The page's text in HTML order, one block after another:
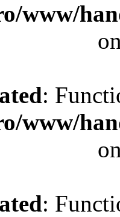
www/
:
www/
: